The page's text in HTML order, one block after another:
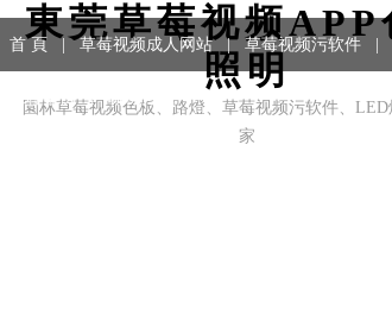
東莞草莓视频APP
照明
園林草莓视频色板、路燈、草莓视频污软件、LED
家
首 頁 草莓视频成人网站 | 草莓视频污软件
工程案例 | 聯係方式